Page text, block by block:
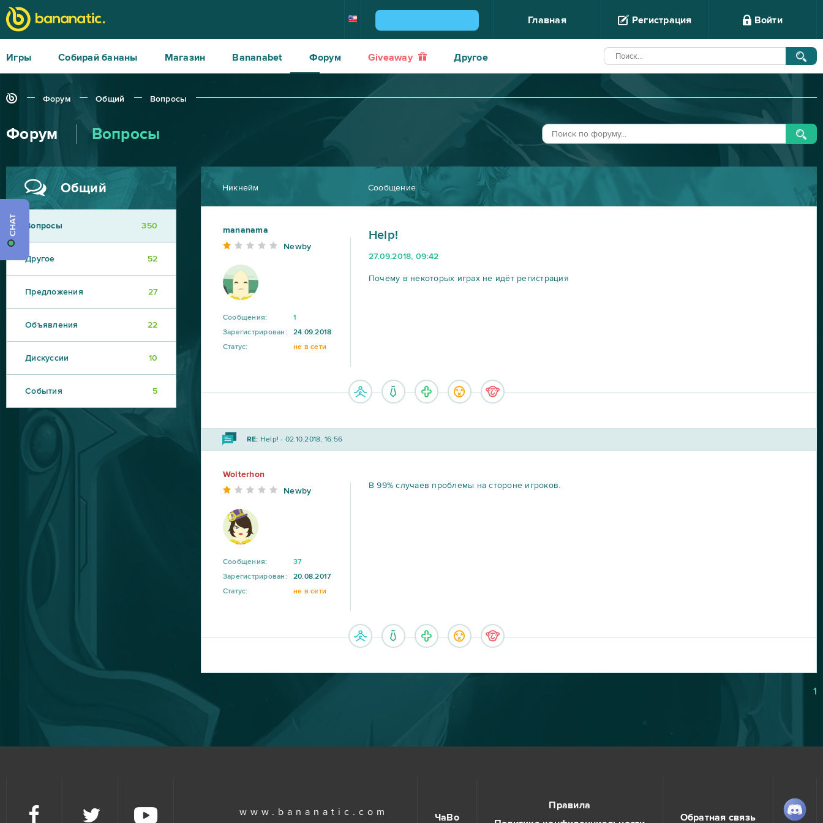
Главная Регистрация Войти
Игры Собирай бананы Магазин Bananabet Форум Giveaway Другое
Форум Общий Вопросы
Форум Вопросы
Никнейм Сообщение
mananama
Newby
Сообщения:
1
Зарегистрирован:
24.09.2018
Статус:
не в сети
Help!
27.09.2018, 09:42
Почему в некоторых играх не идёт регистрация
RE: Help! - 02.10.2018, 16:56
Wolterhon
Newby
Сообщения:
37
Зарегистрирован:
20.08.2017
Статус:
не в сети
В 99% случаев проблемы на стороне игроков.
1
Общий
Вопросы 350
Другое 52
Предложения 27
Объявления 22
Дискуссии 10
События 5
ЧаВо
Правила
Обратная связь
www.bananatic.com
CHAT